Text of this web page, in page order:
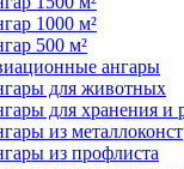
1000 м²
500 м²
ангары
для животных
для хранения и
из
из профлиста